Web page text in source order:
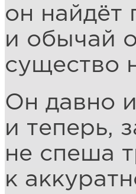
он найдёт
и обычай
существо
Он давно
и теперь,
не спеша
к